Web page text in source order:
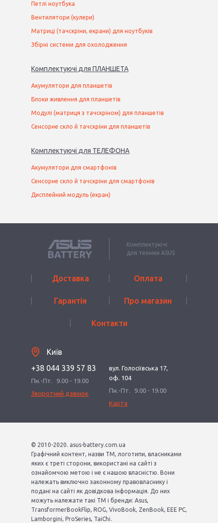
Петлі ноутбука
Вентилятори (кулери)
Матриці (тачскріни, екрани) для ноутбуків
Збірні системи для охолодження
Комплектуючі для ПЛАНШЕТА
Акумулятори для планшетів
Блоки живлення для планшетів
Модулі (матриця з тачскріном) для планшетів
Сенсорне скло й тачскріни для планшетів
Комплектуючі для ТЕЛЕФОНА
Акумулятори для смартфонів
Сенсорне скло й тачскріни для смартфонів
Дисплейний модуль (екран)
Комплектуючі
для техніки ASUS
Доставка Оплата
Гарантія Про магазин
Контакти
Київ
+38 044 339 57 83
Пн.-Пт.
9.00 - 19.00
Зворотний дзвінок
вул. Голосіївська 17,
оф. 104
Пн.-Пт.
9.00 - 19.00
Карта
© 2010-2020. asus-battery.com.ua
Графічний контент, назви ТМ, логотипи, власниками
яких є треті сторони, використані на сайті з
ознайомчою метою і не є нашою власністю. Вони
належать виключно законному правовласнику і
подані на сайті як довідкова інформація. До них
можуть належати такі ТМ і бренди: Asus,
TransformerBookFlip, ROG, VivoBook, ZenBook, EEE PC,
Lamborgini, ProSeries, TaiChi.